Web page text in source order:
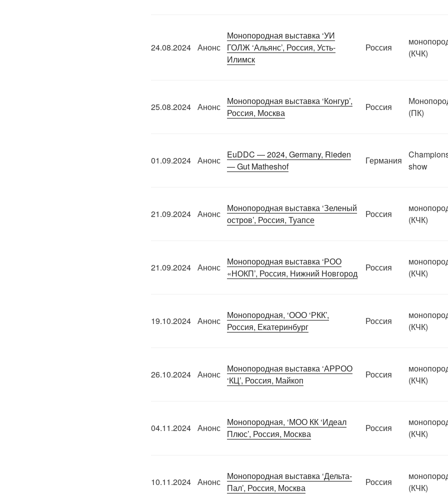
24.08.2024 Анонс
Монопородная выставка ‘УИ
ГОЛЖ ‘Альянс’, Россия, Усть-
Илимск
Россия
(КЧК)
25.08.2024 Анонс
Монопородная выставка ‘Конгур’,
Россия, Москва
Россия
(ПК)
01.09.2024 Анонс
EuDDC — 2024, Germany, Rieden
— Gut Matheshof
Германия
show
21.09.2024 Анонс
Монопородная выставка ‘Зеленый
остров’, Россия, Туапсе
Россия
(КЧК)
21.09.2024 Анонс
Монопородная выставка ‘РОО
«НОКП’, Россия, Нижний Новгород
Россия
(КЧК)
19.10.2024 Анонс
Монопородная, ‘ООО ‘РКК’,
Россия, Екатеринбург
Россия
(КЧК)
26.10.2024 Анонс
Монопородная выставка ‘АРРОО
‘КЦ’, Россия, Майкоп
Россия
(КЧК)
04.11.2024 Анонс
Монопородная, ‘МОО КК ‘Идеал
Плюс’, Россия, Москва
Россия
(КЧК)
10.11.2024 Анонс
Монопородная выставка ‘Дельта-
Пал’, Россия, Москва
Россия
(КЧК)